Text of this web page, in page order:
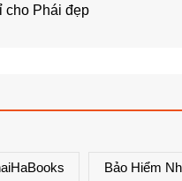
cho Phái đẹp
Bảo Hiểm